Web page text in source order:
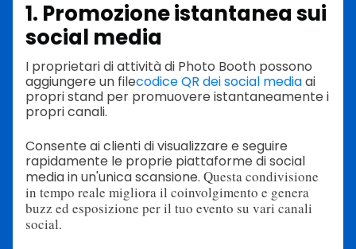
1. Promozione istantanea sui
social media
I proprietari di attività di Photo Booth possono
aggiungere un filecodice QR dei social mediaai
propri stand per promuovere istantaneamente i
propri canali.
Consente ai clienti di visualizzare e seguire
rapidamente le proprie piattaforme di social
media in un'unica scansione. Questa condivisione
in tempo reale migliora il coinvolgimento e genera
buzz ed esposizione per il tuo evento su vari canali
social.